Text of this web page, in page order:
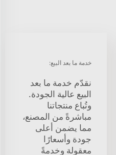
خدمة ما بعد البيع:
نقدّم خدمة ما بعد
البيع عالية الجودة.
وتُباع منتجاتنا
مباشرةً من المصنع،
مما يضمن أعلى
جودة وأسعارًا
معقولة وخدمةً